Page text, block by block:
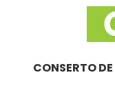
CONSERTO DE